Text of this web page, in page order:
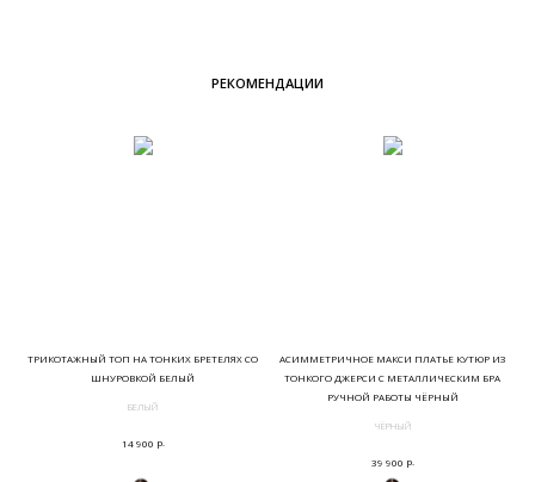
РЕКОМЕНДАЦИИ
ТРИКОТАЖНЫЙ ТОП НА ТОНКИХ БРЕТЕЛЯХ СО
ШНУРОВКОЙ БЕЛЫЙ
БЕЛЫЙ
14 900 р.
АСИММЕТРИЧНОЕ МАКСИ ПЛАТЬЕ КУТЮР ИЗ
ТОНКОГО ДЖЕРСИ С МЕТАЛЛИЧЕСКИМ БРА
РУЧНОЙ РАБОТЫ ЧЁРНЫЙ
ЧЁРНЫЙ
39 900 р.